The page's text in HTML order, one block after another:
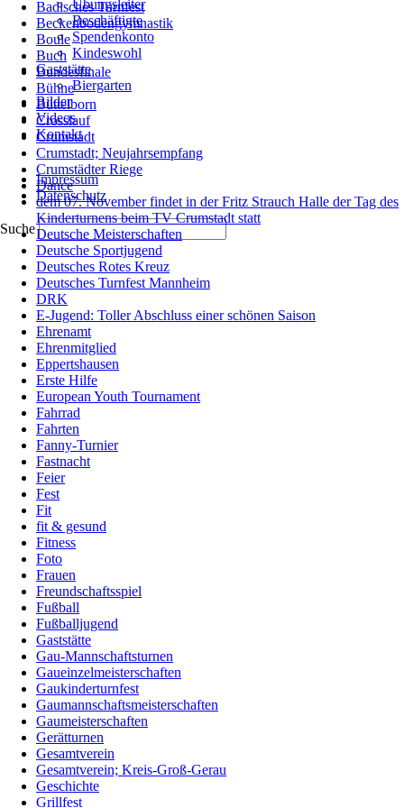
Übungsleiter
Beschäftigte
Spendenkonto
Kindeswohl
Gaststätte
Biergarten
Bilder
Videos
Kontakt
Navigation
überspringen
Impressum
Datenschutz
Suche
Badisches Turnfest
Beckenbodengymnastik
Boule
Buch
Bundesfinale
Bühne
Büttelborn
Crosslauf
Crumstadt
Crumstadt; Neujahrsempfang
Crumstädter Riege
Dance
dem 07. November findet in der Fritz Strauch Halle der Tag des
Kinderturnens beim TV Crumstadt statt
Deutsche Meisterschaften
Deutsche Sportjugend
Deutsches Rotes Kreuz
Deutsches Turnfest Mannheim
DRK
E-Jugend: Toller Abschluss einer schönen Saison
Ehrenamt
Ehrenmitglied
Eppertshausen
Erste Hilfe
European Youth Tournament
Fahrrad
Fahrten
Fanny-Turnier
Fastnacht
Feier
Fest
Fit
fit & gesund
Fitness
Foto
Frauen
Freundschaftsspiel
Fußball
Fußballjugend
Gaststätte
Gau-Mannschaftsturnen
Gaueinzelmeisterschaften
Gaukinderturnfest
Gaumannschaftsmeisterschaften
Gaumeisterschaften
Gerätturnen
Gesamtverein
Gesamtverein; Kreis-Groß-Gerau
Geschichte
Grillfest